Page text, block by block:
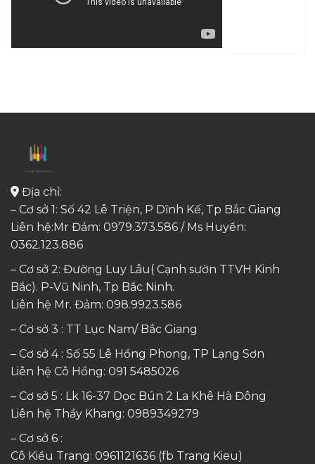
Địa chỉ:
– Cơ sở 1: Số 42 Lê Triện, P Dĩnh Kế, Tp Bắc Giang
Liên hệ:Mr Đảm: 0979.373.586 / Ms Huyền:
0362.123.886
– Cơ sở 2: Đường Luy Lâu( Cạnh sườn TTVH Kinh
Bắc). P-Vũ Ninh, Tp Bắc Ninh.
Liên hệ Mr. Đảm: 098.9923.586
– Cơ sở 3 : TT Lục Nam/ Bắc Giang
– Cơ sở 4 : Số 55 Lê Hồng Phong, TP Lạng Sơn
Liên hệ Cô Hồng: 091 5485026
– Cơ sở 5 : Lk 16-37 Dọc Bún 2 La Khê Hà Đông
Liên hệ Thầy Khang: 0989349279
– Cơ sở 6 :
Cô Kiều Trang: 0961121636 (fb Trang Kieu)